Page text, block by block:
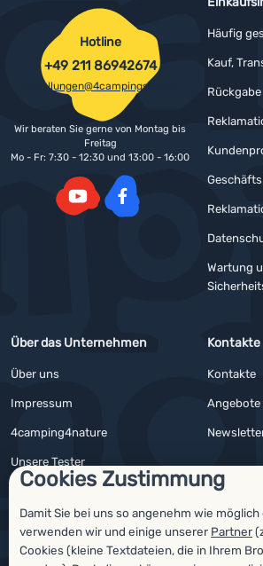
Cookies Zustimmung
Damit Sie bei uns so angenehm wie
verwenden wir und einige unserer Partner
Cookies (kleine Textdateien, die in Ihrem
Häufig
Kauf,
Wartung
Über das Unternehmen
Über uns
Impressum
4camping4nature
Unsere Tester
Kontakte
Kontakte
Angebote
Hotline
+49 211 86942674
bestellungen@4campingshop.de
Wir beraten Sie gerne von Montag bis
Freitag
Mo - Fr: 7:30 - 12:30 und 13:00 - 16:00
Auszeichnungen